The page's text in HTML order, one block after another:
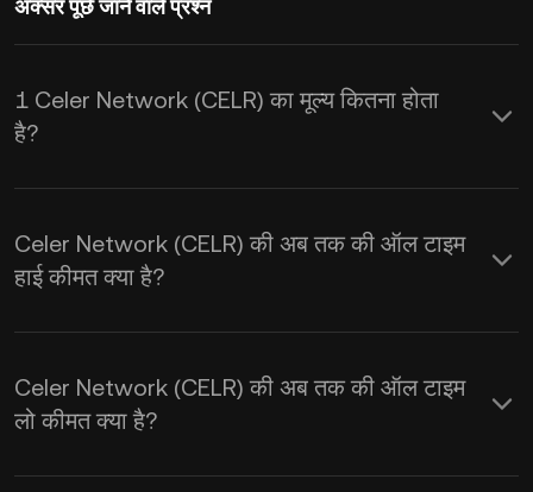
अक्सर पूछे जाने वाले प्रश्न
1 Celer Network (CELR) का मूल्य कितना होता
है?
KuCoin Celer Network (CELR) के लिए
रीयल-टाइम USD कीमत अपडेट प्रदान करता है।
Celer Network कीमत सप्लाई और डिमांड के
करने के लिए KuCoin कैलकुलेटर का इस्तेमाल
करें।
Celer Network (CELR) की अब तक की ऑल टाइम
हाई कीमत क्या है?
Celer Network (CELR) की अब तक की ऑल टाइम
लो कीमत क्या है?